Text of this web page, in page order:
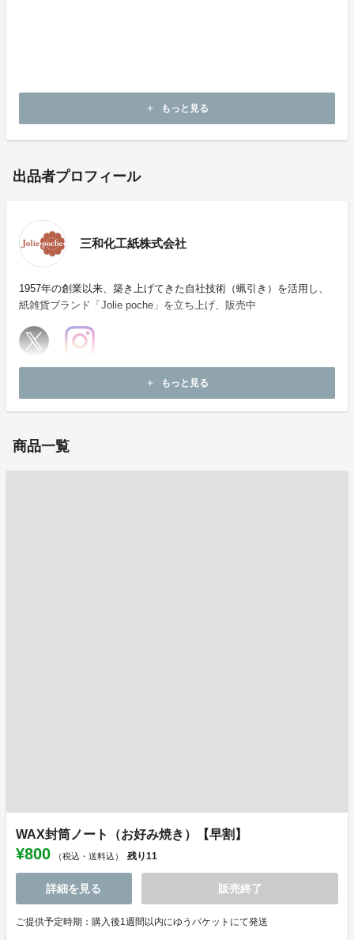
add もっと見る
出品者プロフィール
三和化工紙株式会社
1957年の創業以来、築き上げてきた自社技術（蝋引き）を活用し、
紙雑貨ブランド「Jolie poche」を立ち上げ、販売中
add もっと見る
商品一覧
WAX封筒ノート（お好み焼き）【早割】
¥800 （税込・送料込） 残り11
詳細を見る 販売終了
ご提供予定時期：購入後1週間以内にゆうパケットにて発送